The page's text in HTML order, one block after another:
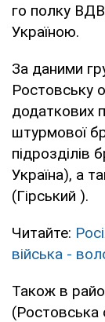
го полку
Україною.
За даними
Ростовську
додаткових
штурмової
підрозділів
Україна), а
(Гірський ).
Читайте:
війська -
Також в
(Ростовська